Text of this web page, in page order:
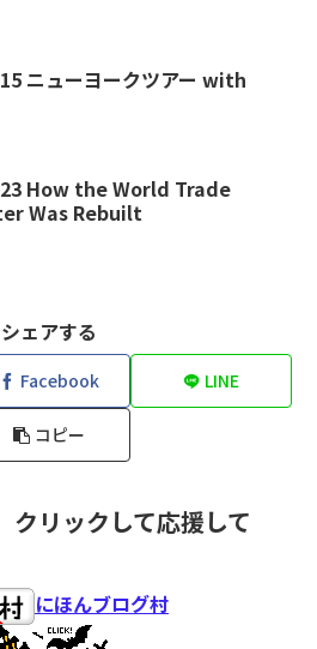
ー with
How the World Trade
Was Rebuilt
シェアする
Facebook LINE
コピー
クリックして応援して
にほんブログ村